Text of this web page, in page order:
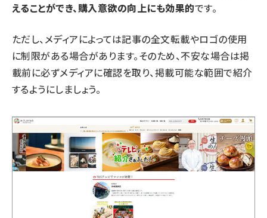
えることができ、購入意欲の向上にも効果的です。
ただし、メディアによっては記事の全文転載やロゴの使用
に制限がある場合があります。そのため、不安な場合は掲
載前に必ずメディアに確認を取り、掲載可能な範囲で紹介
するようにしましょう。